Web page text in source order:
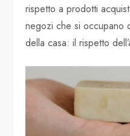
rispetto a prodotti
negozi che si occupano
della casa: il rispetto